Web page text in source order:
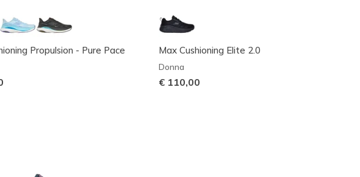
Propulsion - Pure Pace Max Cushioning Elite 2.0
Donna
€ 110,00